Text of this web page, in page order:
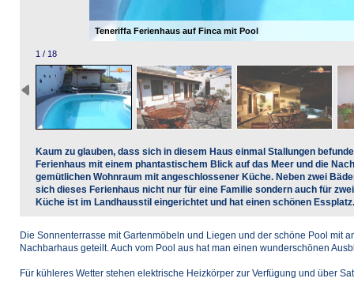
Teneriffa Ferienhaus auf Finca mit Pool
1 / 18
Kaum zu glauben, dass sich in diesem Haus einmal Stallungen
Ferienhaus mit einem phantastischem Blick auf das Meer und die
gemütlichen Wohnraum mit angeschlossener Küche. Neben zwei
sich dieses Ferienhaus nicht nur für eine Familie sondern auch für
Küche ist im Landhausstil eingerichtet und hat einen schönen Essplatz.
Die Sonnenterrasse mit Gartenmöbeln und Liegen und der schöne Pool mit
Nachbarhaus geteilt. Auch vom Pool aus hat man einen wunderschönen
Für kühleres Wetter stehen elektrische Heizkörper zur Verfügung und über